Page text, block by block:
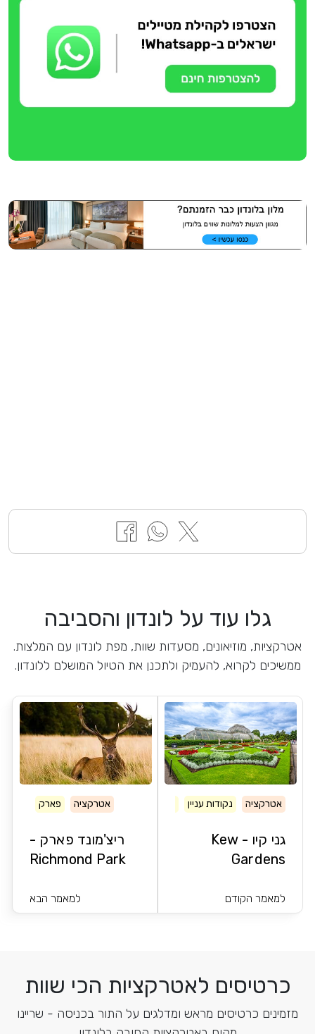
גלו עוד על לונדון והסביבה
אטרקציות, מוזיאונים, מסעדות שוות, מפת לונדון עם המלצות.
ממשיכים לקרוא, להעמיק ולתכנן את הטיול המושלם ללונדון.
אטרקציה נקודות עניין
גני קיו - Kew
Gardens
למאמר הקודם
אטרקציה פארק
ריצ'מונד פארק -
Richmond Park
למאמר הבא
כרטיסים לאטרקציות הכי שוות
מזמינים כרטיסים מראש ומדלגים על התור בכניסה - שריינו